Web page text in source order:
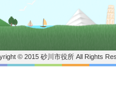
© 2015 砂川市役所 All Rights